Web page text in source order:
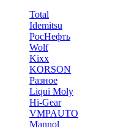
Total
Idemitsu
РосНефть
Wolf
Kixx
KORSON
Разное
Liqui Moly
Hi-Gear
VMPAUTO
Mannol